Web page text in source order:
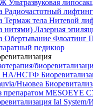
Ультразвуковая
Радиочастотный
Термаж тела Нитевой
нитями) Лазерная
Обертывание Флоатинг
педикюр
HA/НСТФ
Ньювеа
препаратом MESOEYE
Ial